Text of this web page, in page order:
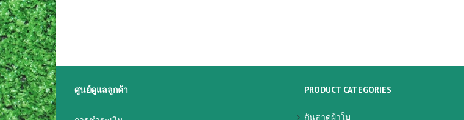
ศูนย์ดูแลลูกค้า PRODUCT CATEGORIES
กันสาดผ้าใบ